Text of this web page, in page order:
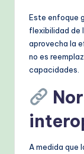
Este enfoque
flexibilidad de
aprovecha la
no es
capacidades.
A medida que